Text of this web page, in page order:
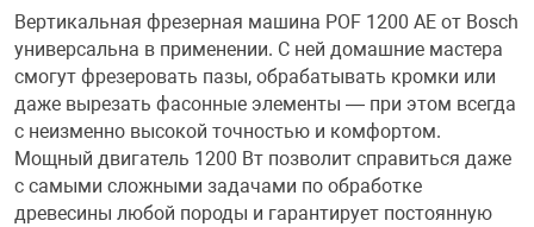
Вертикальная фрезерная машина POF 1200 AE от Bosch
универсальна в применении. С ней домашние мастера
смогут фрезеровать пазы, обрабатывать кромки или
даже вырезать фасонные элементы — при этом всегда
с неизменно высокой точностью и комфортом.
Мощный двигатель 1200 Вт позволит справиться даже
с самыми сложными задачами по обработке
древесины любой породы и гарантирует постоянную